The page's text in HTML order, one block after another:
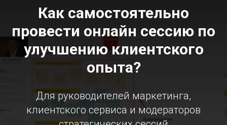
Как самостоятельно
провести онлайн сессию по
улучшению клиентского
опыта?
Для руководителей маркетинга,
клиентского сервиса и модераторов